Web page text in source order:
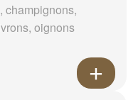
champignons,
oignons